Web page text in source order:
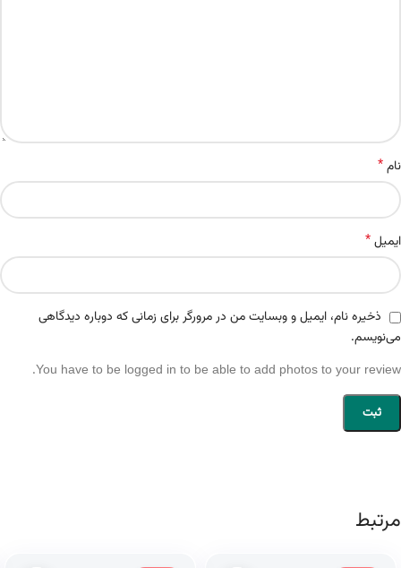
نام*
ایمیل*
ذخیره نام، ایمیل و وبسایت من در مرورگر برای زمانی که دوباره دیدگاهی
می‌نویسم.
You have to be logged in to be able to add photos to your review.
مرتبط